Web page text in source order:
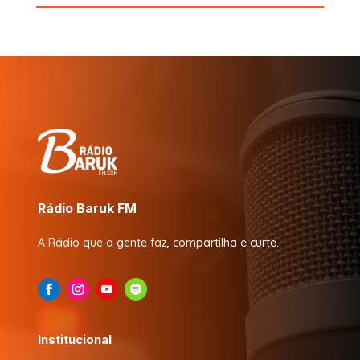
Rádio Baruk FM
A Rádio que a gente faz, compartilha e curte.
Institucional